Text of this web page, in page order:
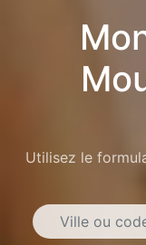
Utilisez le